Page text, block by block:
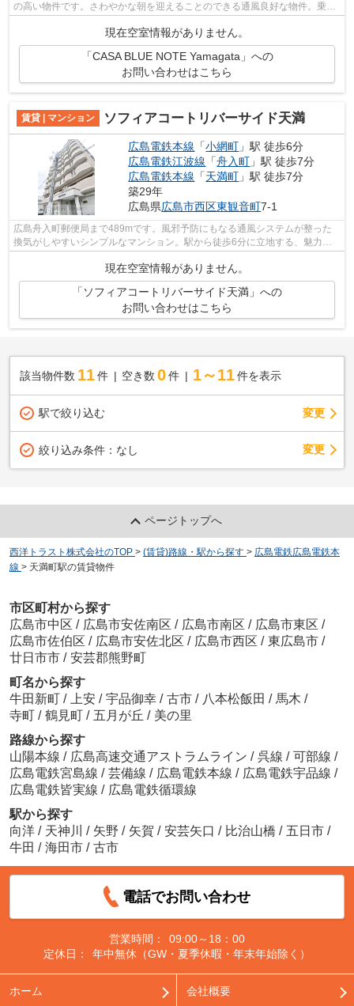
の高い物件です。さわやかな朝を迎えることのできる通風良好な物件。乗駅
現在空室情報がありません。
「CASA BLUE NOTE Yamagata」への
お問い合わせはこちら
賃貸 | マンション ソフィアコートリバーサイド天満
広島電鉄本線 「小網町 」駅 徒歩6分
広島電鉄江波線 「舟入町 」駅 徒歩7分
広島電鉄本線 「天満町 」駅 徒歩7分
築29年
広島県広島市西区東観音町7-1
広島舟入町郵便局まで489mです。風邪予防にもなる通風システムが整った
換気がしやすいシンプルなマンション。駅から徒歩6分に立地する、魅力的
な駅近物件です。こちらのマンションでは...
現在空室情報がありません。
「ソフィアコートリバーサイド天満」への
お問い合わせはこちら
該当物件数 11件 空き数 0 件 1～11 件を表示
駅で絞り込む 変更
絞り込み条件： なし 変更
ページトップへ
西洋トラスト株式会社のTOP > (賃貸)路線・駅から探す > 広島電鉄広島電鉄本
線 > 天満町駅の賃貸物件
市区町村から探す
広島市中区 / 広島市安佐南区 / 広島市南区 / 広島市東区 /
広島市佐伯区 / 広島市安佐北区 / 広島市西区 / 東広島市 /
廿日市市 / 安芸郡熊野町
町名から探す
牛田新町 / 上安 / 宇品御幸 / 古市 / 八本松飯田 / 馬木 /
寺町 / 鶴見町 / 五月が丘 / 美の里
路線から探す
山陽本線 / 広島高速交通アストラムライン / 呉線 / 可部線 /
広島電鉄宮島線 / 芸備線 / 広島電鉄本線 / 広島電鉄宇品線 /
広島電鉄皆実線 / 広島電鉄循環線
駅から探す
向洋 / 天神川 / 矢野 / 矢賀 / 安芸矢口 / 比治山橋 / 五日市 /
牛田 / 海田市 / 古市
電話でお問い合わせ
営業時間：
09:00～18：00
定休日：
年中無休（GW・夏季休暇・年末年始除く）
ホーム 会社概要